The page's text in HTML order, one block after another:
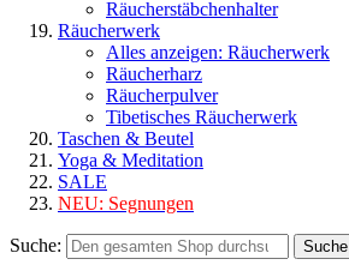
Räucherstäbchenhalter
Räucherwerk
Alles anzeigen: Räucherwerk
Räucherharz
Räucherpulver
Tibetisches Räucherwerk
Taschen & Beutel
Yoga & Meditation
SALE
NEU: Segnungen
Suche: Suche